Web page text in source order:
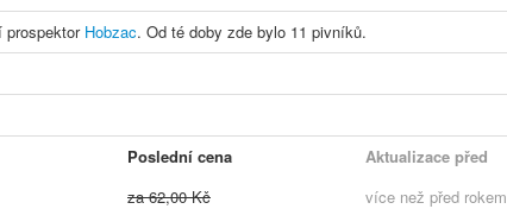
prospektor Hobzac. Od té doby zde bylo 11 pivníků.
Poslední cena Aktualizace před
za 62,00 Kč více než před rokem